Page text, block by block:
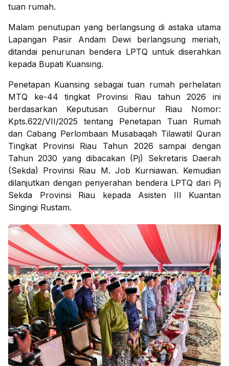
tuan rumah.
Malam penutupan yang berlangsung di astaka utama
Lapangan Pasir Andam Dewi berlangsung meriah,
ditandai penurunan bendera LPTQ untuk diserahkan
kepada Bupati Kuansing.
Penetapan Kuansing sebagai tuan rumah perhelatan
MTQ ke-44 tingkat Provinsi Riau tahun 2026 ini
berdasarkan Keputusan Gubernur Riau Nomor:
Kpts.622/VII/2025 tentang Penetapan Tuan Rumah
dan Cabang Perlombaan Musabaqah Tilawatil Quran
Tingkat Provinsi Riau Tahun 2026 sampai dengan
Tahun 2030 yang dibacakan (Pj) Sekretaris Daerah
(Sekda) Provinsi Riau M. Job Kurniawan. Kemudian
dilanjutkan dengan penyerahan bendera LPTQ dari Pj
Sekda Provinsi Riau kepada Asisten III Kuantan
Singingi Rustam.